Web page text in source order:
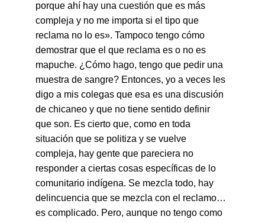
porque ahí hay una cuestión que es más
compleja y no me importa si el tipo que
reclama no lo es». Tampoco tengo cómo
demostrar que el que reclama es o no es
mapuche. ¿Cómo hago, tengo que pedir una
muestra de sangre? Entonces, yo a veces les
digo a mis colegas que esa es una discusión
de chicaneo y que no tiene sentido definir
que son. Es cierto que, como en toda
situación que se politiza y se vuelve
compleja, hay gente que pareciera no
responder a ciertas cosas específicas de lo
comunitario indígena. Se mezcla todo, hay
delincuencia que se mezcla con el reclamo…
es complicado. Pero, aunque no tengo como